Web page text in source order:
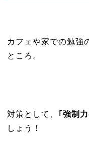
カフェや家での勉強
ところ。
対策として、 ｢強制
しょう！